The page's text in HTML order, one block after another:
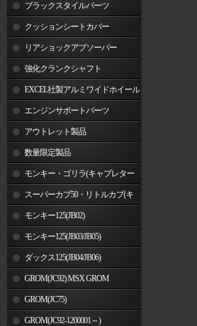
ブラックスタイルパーツ
クッションシートカバー
リアショックアブソーバー
強化クランクシャフト
EXCEL社製アルミワイドホイール
リム エンジンサポートパーツ
アウトレット製品
数量限定製品
モンキー・ゴリラ(キャブレター
車) スーパーカブ50・リトルカブ(キ
ャブレター車)
モンキー125(JB02)
モンキー125(JB03/JB05)
ダックス125(JB04/JB06)
GROM(JC92) MSX GROM
GROM(JC75)
GROM(JC92-1200001～)